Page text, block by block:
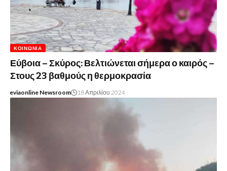
ΚΟΙΝΩΝΊΑ
Εύβοια – Σκύρος: Βελτιώνεται σήμερα ο καιρός –
Στους 23 βαθμούς η θερμοκρασία
eviaonline Newsroom 18 Απριλίου 2024